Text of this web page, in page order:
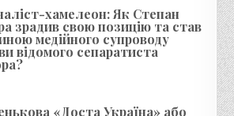
хамелеон: Як Степан
зрадив свою позицію та став
медійного супроводу
відомого сепаратиста
«Доста Україна» або